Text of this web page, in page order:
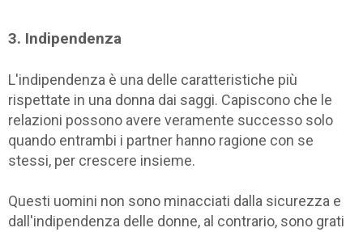
3. Indipendenza
L'indipendenza è una delle caratteristiche più
rispettate in una donna dai saggi. Capiscono che le
relazioni possono avere veramente successo solo
quando entrambi i partner hanno ragione con se
stessi, per crescere insieme.
Questi uomini non sono minacciati dalla sicurezza e
dall'indipendenza delle donne, al contrario, sono grati